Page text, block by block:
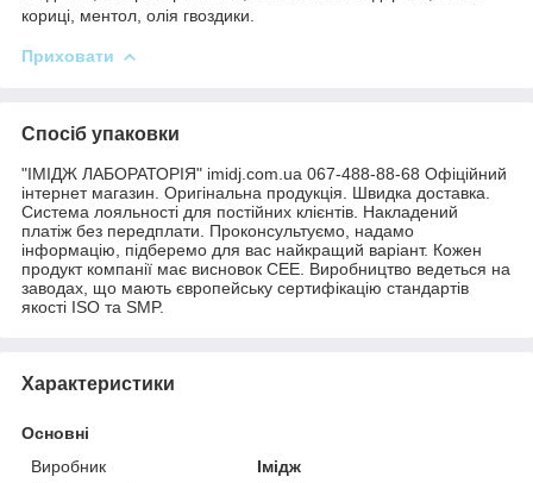
кориці, ментол, олія гвоздики.
Приховати
Спосіб упаковки
"ІМІДЖ ЛАБОРАТОРІЯ" imidj.com.ua 067-488-88-68 Офіційний
інтернет магазин. Оригінальна продукція. Швидка доставка.
Система лояльності для постійних клієнтів. Накладений
платіж без передплати. Проконсультуємо, надамо
інформацію, підберемо для вас найкращий варіант. Кожен
продукт компанії має висновок СЕЕ. Виробництво ведеться на
заводах, що мають європейську сертифікацію стандартів
якості ISO та SMP.
Характеристики
Основні
Виробник
Імідж